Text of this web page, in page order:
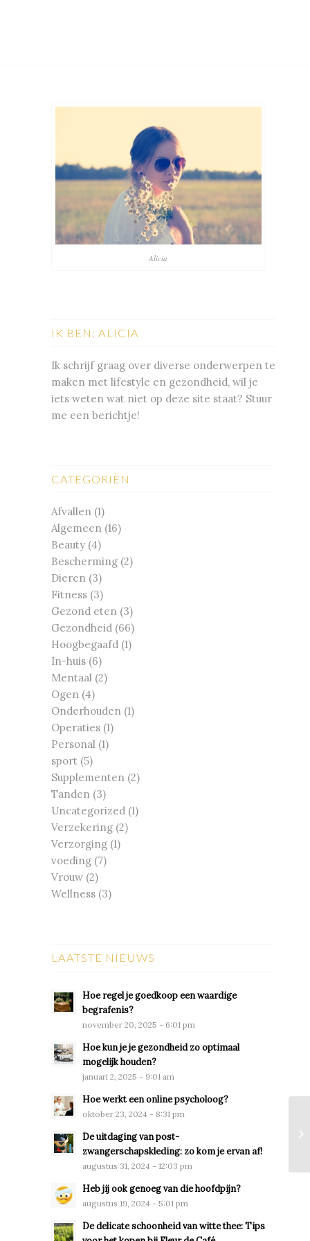
Alicia
IK BEN: ALICIA
Ik schrijf graag over diverse onderwerpen te
maken met lifestyle en gezondheid, wil je
iets weten wat niet op deze site staat? Stuur
me een berichtje!
CATEGORIËN
Afvallen (1)
Algemeen (16)
Beauty(4)
Bescherming(2)
Dieren (3)
Fitness(3)
Gezond eten (3)
Gezondheid (66)
Hoogbegaafd (1)
In-huis(6)
Mentaal (2)
Ogen (4)
Onderhouden (1)
Operaties(1)
Personal (1)
sport(5)
Supplementen (2)
Tanden (3)
Uncategorized (1)
Verzekering(2)
Verzorging(1)
voeding(7)
Vrouw(2)
Wellness(3)
LAATSTE NIEUWS
Hoe regel je goedkoop een waardige
begrafenis?
november 20, 2025 - 6:01 pm
Hoe kun je je gezondheid zo optimaal
mogelijk houden?
januari 2, 2025 - 9:01 am
Hoe werkt een online psycholoog?
oktober 23, 2024 - 8:31 pm
De uitdaging van post-
zwangerschapskleding: zo kom je ervan af!
augustus 31, 2024 - 12:03 pm
Heb jij ook genoeg van die hoofdpijn?
augustus 19, 2024 - 5:01 pm
De delicate schoonheid van witte thee: Tips